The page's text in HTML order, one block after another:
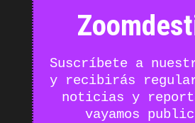
Suscríbete a
y recibirás
noticias y
vayamos